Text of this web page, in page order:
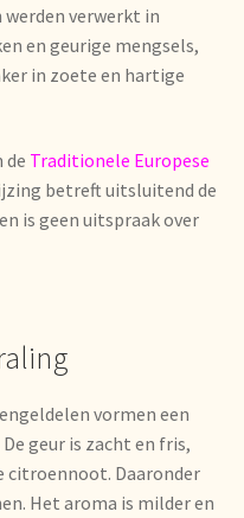
werden verwerkt in
en geurige mengsels,
in zoete en hartige
de Traditionele Europese
betreft uitsluitend de
is geen uitspraak over
vormen een
geur is zacht en fris,
citroennoot. Daaronder
Het aroma is milder en